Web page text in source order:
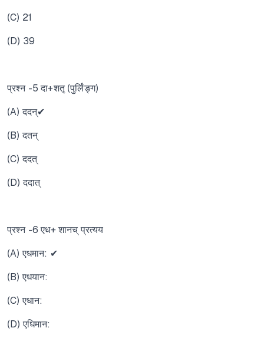
(C) 21
(D) 39
प्रश्न -5 दा+शतृ (पुर्लिंङ्ग)
(A) ददन्✔
(B) दतन्
(C) ददत्
(D) ददात्
प्रश्न -6 एध+ शानच् प्रत्यय
(A) एधमान: ✔
(B) एधयान:
(C) एधान:
(D) एधिमान: